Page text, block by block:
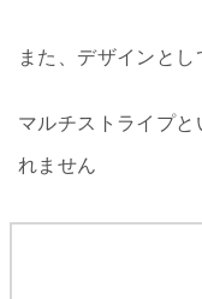
また、デザインとし
マルチストライプ
れません